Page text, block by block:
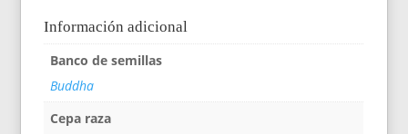
Información adicional
Banco de semillas
Buddha
Cepa raza